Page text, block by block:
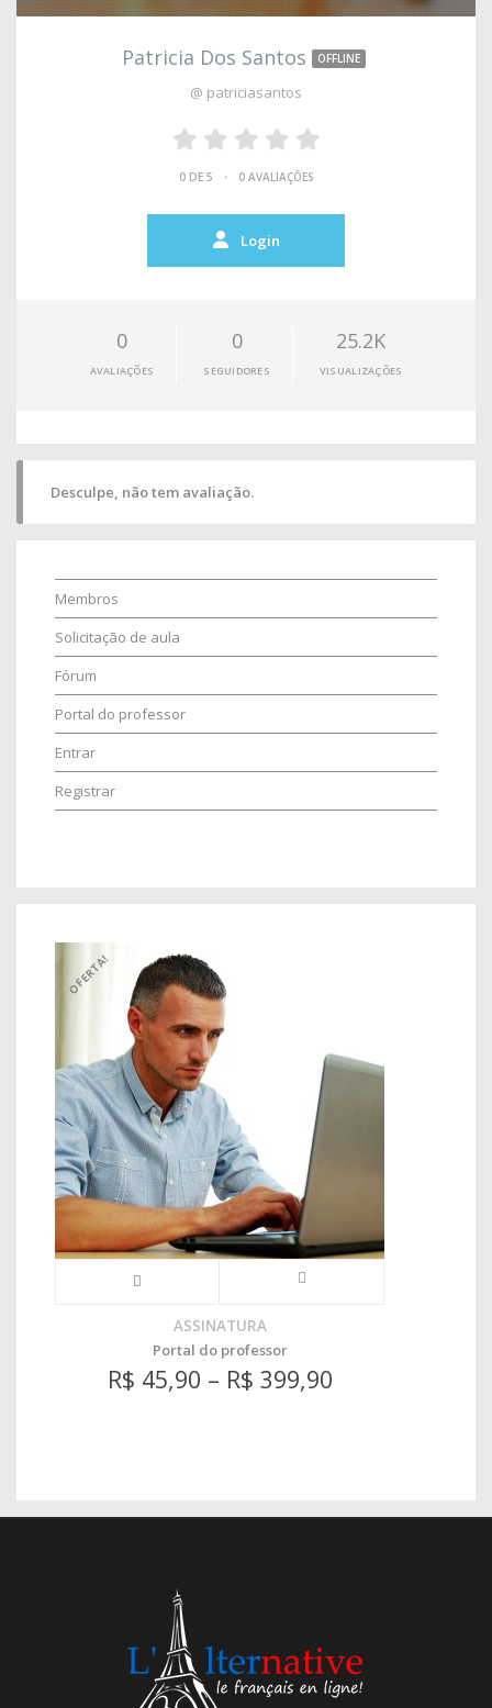
Patricia Dos Santos OFFLINE
@ patriciasantos
0 DE 5 • 0 AVALIAÇÕES
Login
0
AVALIAÇÕES
0
SEGUIDORES
25.2K
VISUALIZAÇÕES
Desculpe, não tem avaliação.
Membros
Solicitação de aula
Fórum
Portal do professor
Entrar
Registrar
OFERTA!
ASSINATURA
Portal do professor
R$ 45,90 – R$ 399,90